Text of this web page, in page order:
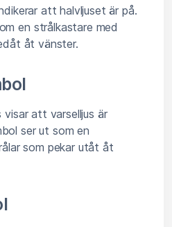
att halvljuset är på.
en strålkastare med
åt vänster.
visar att varselljus är
ser ut som en
som pekar utåt åt